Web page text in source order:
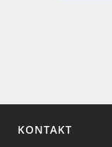
KONTAKT